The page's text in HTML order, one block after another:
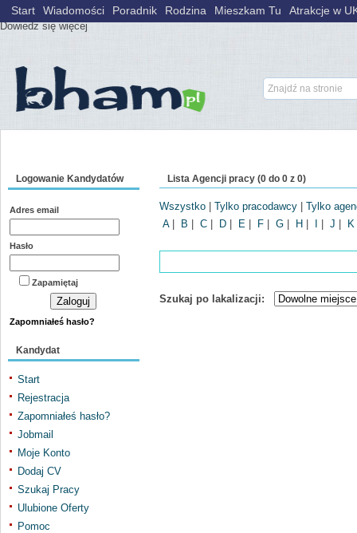
Wykorzystujemy pliki cookies, aby nasz serwis lepiej spełniał Państwa
Dowiedz się więcej
Start Wiadomości Poradnik Rodzina Mieszkam Tu Atrakcje w
Logowanie Kandydatów
Adres email
Hasło
Zapamiętaj
Zapomniałeś hasło?
Kandydat
Start
Rejestracja
Zapomniałeś hasło?
Jobmail
Moje Konto
Dodaj CV
Szukaj Pracy
Ulubione Oferty
Pomoc
Lista Agencji pracy (0 do 0 z 0)
Wszystko| Tylko pracodawcy| Tylko
A| B C| D| E| F| G| H J K
Szukaj po lakalizacji: